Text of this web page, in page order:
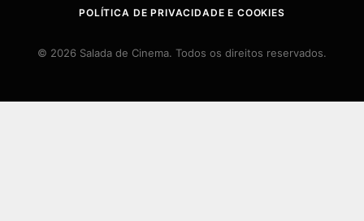
POLÍTICA DE PRIVACIDADE E COOKIES
© 2026 Salada de Cinema. Todos os direitos reservados.